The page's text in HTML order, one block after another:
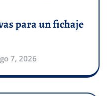
para un fichaje
7, 2026